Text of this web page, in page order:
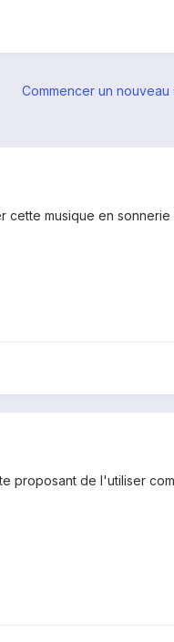
Commencer un nouveau
musique en sonnerie
proposant de l'utiliser